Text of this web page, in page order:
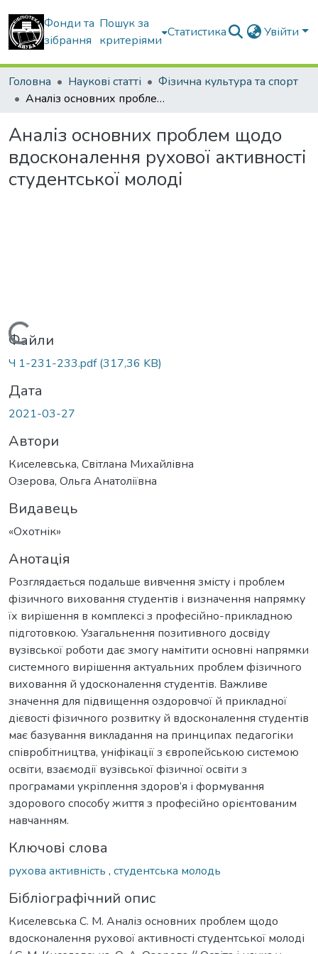
Фонди та
зібрання
Пошук за
критеріями
Статистика Увійти
Головна Наукові статті
Фізична культура та спорт
Аналіз основних проблем щодо вдосконалення рухової активності студентської молоді
Аналіз основних проблем щодо
вдосконалення рухової активності
студентської молоді
Вантажиться...
Файли
Ч 1-231-233.pdf(317,36 KB)
Дата
2021-03-27
Автори
Киселевська, Світлана Михайлівна
Озерова, Ольга Анатоліївна
Видавець
«Охотнік»
Анотація
Розглядається подальше вивчення змісту і проблем
фізичного виховання студентів і визначення напрямку
їх вирішення в комплексі з професійно-прикладною
підготовкою. Узагальнення позитивного досвіду
вузівської роботи дає змогу намітити основні напрямки
системного вирішення актуальних проблем фізичного
виховання й удосконалення студентів. Важливе
значення для підвищення оздоровчої й прикладної
дієвості фізичного розвитку й вдосконалення студентів
має базування викладання на принципах педагогіки
співробітництва, уніфікації з європейською системою
освіти, взаємодії вузівської фізичної освіти з
програмами укріплення здоров’я і формування
здорового способу життя з професійно орієнтованим
навчанням.
Ключові слова
рухова активність , студентська молодь
Бібліографічний опис
Киселевська С. М. Аналіз основних проблем щодо
вдосконалення рухової активності студентської молоді